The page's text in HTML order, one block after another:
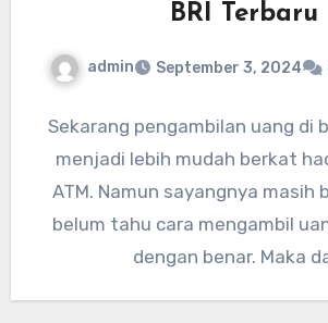
BRI Terbaru
admin September 3, 2024
Sekarang pengambilan uang di
menjadi lebih mudah berkat
ATM. Namun sayangnya masih
belum tahu cara mengambil
dengan benar. Maka